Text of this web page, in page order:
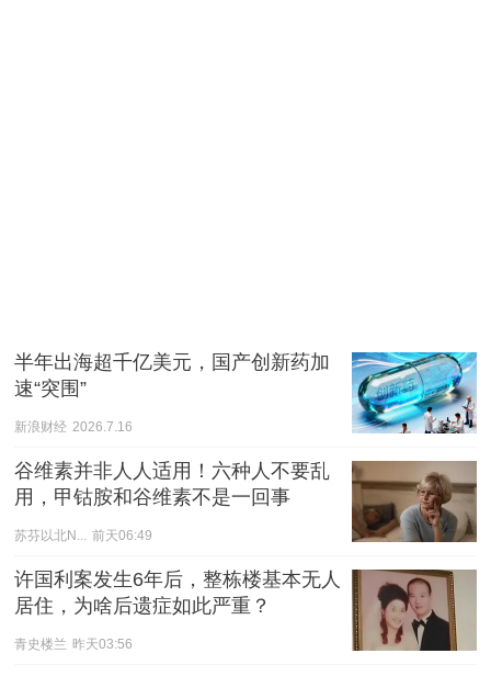
半年出海超千亿美元，国产创新药加
速“突围”
新浪财经 2026.7.16
谷维素并非人人适用！六种人不要乱
用，甲钴胺和谷维素不是一回事
苏芬以北N... 前天06:49
许国利案发生6年后，整栋楼基本无人
居住，为啥后遗症如此严重？
青史楼兰 昨天03:56